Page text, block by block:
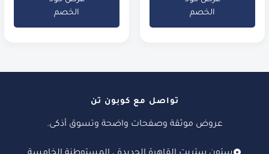
الخصم
الخصم
تواصل مع كوبون تن
عروض موثقة وصفحات واضحة وتسوق أذكى.